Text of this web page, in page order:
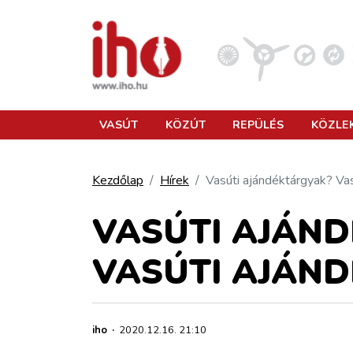
KÖZLEKEDÉSFEJLESZTÉS
ELLÁTÁSI LÁNC
VASÚT KÖZÚT REPÜLÉS
Kezdőlap Hírek Vasúti ajándéktárgyak?
VASÚTI
VASÚTI
iho · 2020.12.16. 21:10